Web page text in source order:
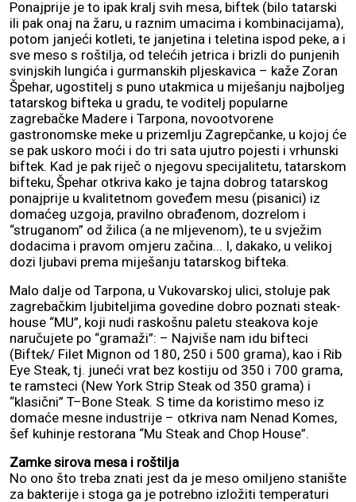
Ponajprije je to ipak kralj svih mesa, biftek (bilo tatarski
ili pak onaj na žaru, u raznim umacima i kombinacijama),
potom janjeći kotleti, te janjetina i teletina ispod peke, a i
sve meso s roštilja, od telećih jetrica i brizli do punjenih
svinjskih lungića i gurmanskih pljeskavica – kaže Zoran
Špehar, ugostitelj s puno utakmica u miješanju najboljeg
tatarskog bifteka u gradu, te voditelj popularne
zagrebačke Madere i Tarpona, novootvorene
gastronomske meke u prizemlju Zagrepčanke, u kojoj će
se pak uskoro moći i do tri sata ujutro pojesti i vrhunski
biftek. Kad je pak riječ o njegovu specijalitetu, tatarskom
bifteku, Špehar otkriva kako je tajna dobrog tatarskog
ponajprije u kvalitetnom goveđem mesu (pisanici) iz
domaćeg uzgoja, pravilno obrađenom, dozrelom i
“struganom” od žilica (a ne mljevenom), te u svježim
dodacima i pravom omjeru začina... I, dakako, u velikoj
dozi ljubavi prema miješanju tatarskog bifteka.
Malo dalje od Tarpona, u Vukovarskoj ulici, stoluje pak
zagrebačkim ljubiteljima govedine dobro poznati steak-
house “MU”, koji nudi raskošnu paletu steakova koje
naručujete po “gramaži”: – Najviše nam idu bifteci
(Biftek/ Filet Mignon od 180, 250 i 500 grama), kao i Rib
Eye Steak, tj. juneći vrat bez kostiju od 350 i 700 grama,
te ramsteci (New York Strip Steak od 350 grama) i
“klasični” T–Bone Steak. S time da koristimo meso iz
domaće mesne industrije – otkriva nam Nenad Komes,
šef kuhinje restorana “Mu Steak and Chop House”.
Zamke sirova mesa i roštilja
No ono što treba znati jest da je meso omiljeno stanište
za bakterije i stoga ga je potrebno izložiti temperaturi